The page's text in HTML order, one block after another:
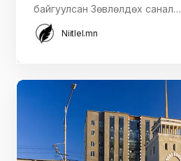
байгуулсан Зөвлөлдөх санал…
Niitlel.mn